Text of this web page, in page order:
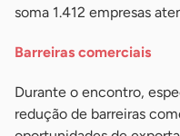
soma 1.412 empresas
Barreiras comerciais
Durante o encontro,
redução de barreiras